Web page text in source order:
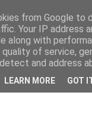
from Google to
Your IP address
along with
of service,
and address
LEARN MORE GOT